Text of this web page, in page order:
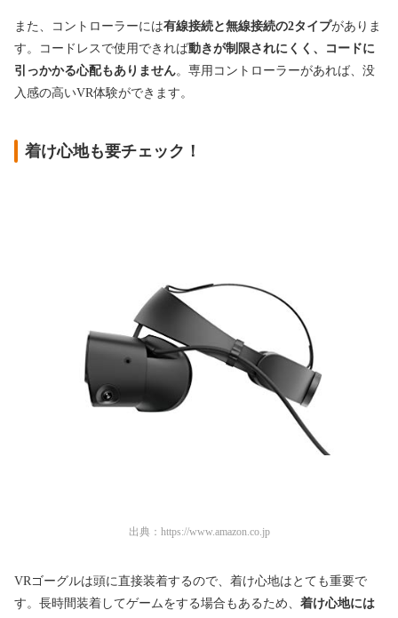
また、コントローラーには有線接続と無線接続の2タイプがありま
す。コードレスで使用できれば動きが制限されにくく、コードに
引っかかる心配もありません。専用コントローラーがあれば、没
入感の高いVR体験ができます。
着け心地も要チェック！
出典： https://www.amazon.co.jp
VRゴーグルは頭に直接装着するので、着け心地はとても重要で
す。長時間装着してゲームをする場合もあるため、 着け心地には